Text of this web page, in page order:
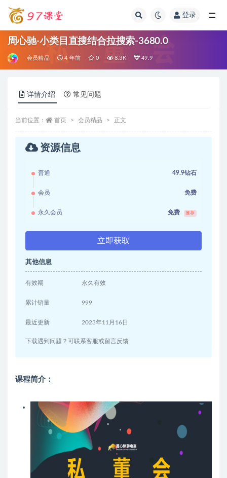
登录
周心驰-小类目直搜结合拉搜索-3680.0
会员精品 4 年前 0 8.3K 49.9
详情介绍 常见问题
当前位置： 首页 会员精品 正文
资源信息
普通 49.9钻石
会员 免费
永久会员 免费 推荐
立即获取
其他信息
有效期 永久有效
累计销量 999
最近更新 2023年11月16日
下载遇到问题？可联系客服或留言反馈
课程简介：